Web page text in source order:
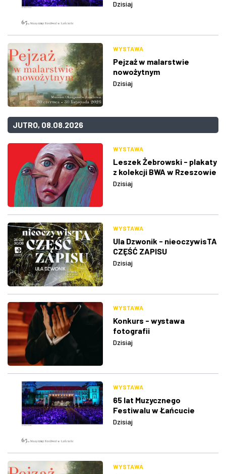
Dzisiaj
WYSTAWA
Pejzaż w malarstwie
nowożytnym
Dzisiaj
JUTRO, 08.08.2026
WYSTAWA
Leszek Żebrowski - plakaty
z kolekcji BWA w Rzeszowie
Dzisiaj
WYSTAWA
Ula Dzwonik - nieoczywisTA
CZĘŚĆ ZAPISU
Dzisiaj
WYSTAWA
Konkurs - wystawa
fotografii
Dzisiaj
WYSTAWA
65 lat Muzycznego
Festiwalu w Łańcucie
Dzisiaj
WYSTAWA